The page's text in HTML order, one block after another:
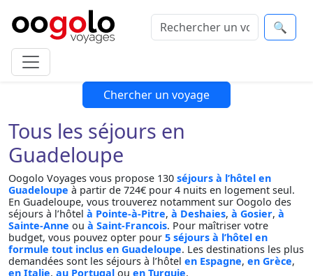
🔍
Chercher un voyage
Tous les séjours en
Guadeloupe
Oogolo Voyages vous propose 130 séjours à l’hôtel en
Guadeloupe à partir de 724€ pour 4 nuits en logement seul.
En Guadeloupe, vous trouverez notamment sur Oogolo des
séjours à l’hôtel à Pointe-à-Pitre, à Deshaies, à Gosier, à
Sainte-Anne ou à Saint-Francois. Pour maîtriser votre
budget, vous pouvez opter pour 5 séjours à l’hôtel en
formule tout inclus en Guadeloupe. Les destinations les plus
demandées sont les séjours à l’hôtel en Espagne, en Grèce,
en Italie, au Portugal ou en Turquie.